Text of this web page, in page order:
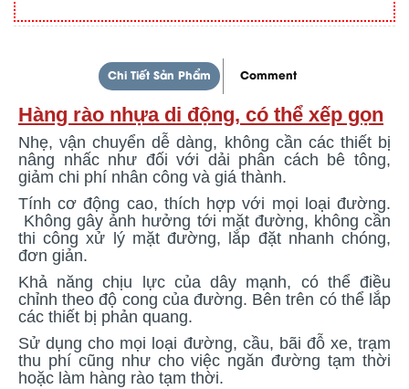
Chi Tiết Sản Phẩm Comment
Hàng rào nhựa di động, có thể xếp gọn
Nhẹ, vận chuyển dễ dàng, không cần các thiết bị
nâng nhấc như đối với dải phân cách bê tông,
giảm chi phí nhân công và giá thành.
Tính cơ động cao, thích hợp với mọi loại đường.
Không gây ảnh hưởng tới mặt đường, không cần
thi công xử lý mặt đường, lắp đặt nhanh chóng,
đơn giản.
Khả năng chịu lực của dây mạnh, có thể điều
chỉnh theo độ cong của đường. Bên trên có thể lắp
các thiết bị phản quang.
Sử dụng cho mọi loại đường, cầu, bãi đỗ xe, trạm
thu phí cũng như cho việc ngăn đường tạm thời
hoặc làm hàng rào tạm thời.